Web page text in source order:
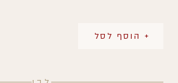
+ הוסף לסל